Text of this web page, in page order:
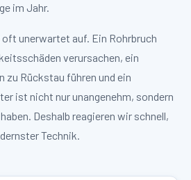
im Jahr.
unerwartet auf. Ein Rohrbruch
verursachen, ein
zu Rückstau führen und ein
ist nicht nur unangenehm, sondern
Deshalb reagieren wir schnell,
Technik.